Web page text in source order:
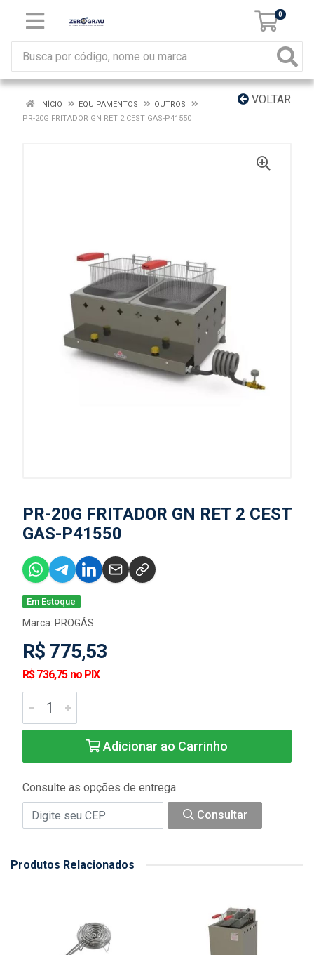
0
VOLTAR
INÍCIO EQUIPAMENTOS
OUTROS
PR-20G FRITADOR GN RET 2 CEST GAS-P41550
PR-20G FRITADOR GN RET 2 CEST
GAS-P41550
Em Estoque
Marca: PROGÁS
R$ 775,53
R$ 736,75 no PIX
Adicionar ao Carrinho
Consulte as opções de entrega
Consultar
Produtos Relacionados